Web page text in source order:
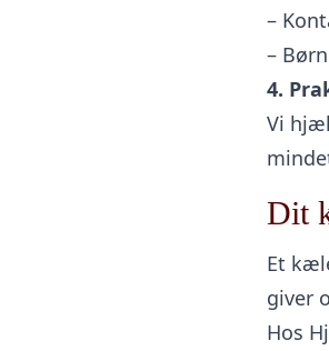
–
–
4.
Vi
Dit
Et
giver
Hos